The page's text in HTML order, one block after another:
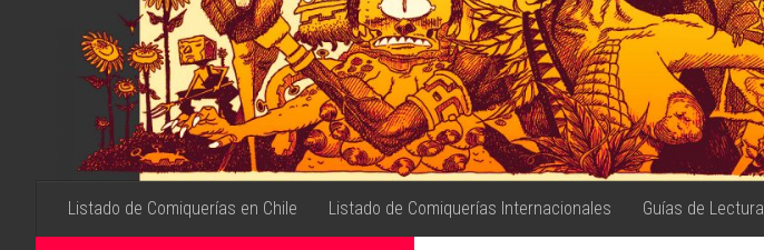
Listado de Comiquerías en Chile Listado de Comiquerías Internacionales Guías de Lectura